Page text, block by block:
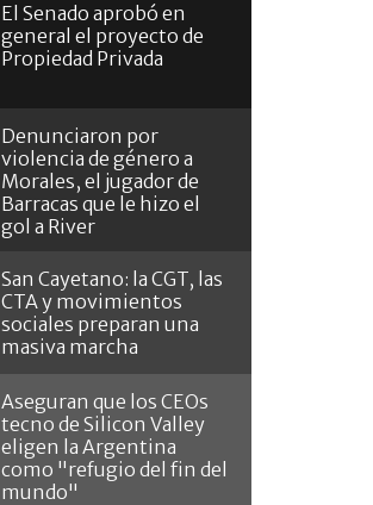
El Senado aprobó en
general el proyecto de
Propiedad Privada
Denunciaron por
violencia de género a
Morales, el jugador de
Barracas que le hizo el
gol a River
San Cayetano: la CGT, las
CTA y movimientos
sociales preparan una
masiva marcha
Aseguran que los CEOs
tecno de Silicon Valley
eligen la Argentina
como "refugio del fin del
mundo"